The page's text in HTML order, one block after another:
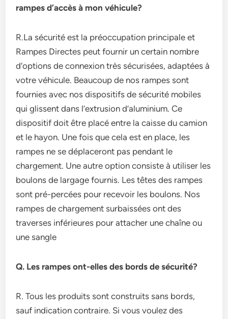
rampes d’accès à mon véhicule?
R.La sécurité est la préoccupation principale et
Rampes Directes peut fournir un certain nombre
d’options de connexion très sécurisées, adaptées à
votre véhicule. Beaucoup de nos rampes sont
fournies avec nos dispositifs de sécurité mobiles
qui glissent dans l’extrusion d’aluminium. Ce
dispositif doit être placé entre la caisse du camion
et le hayon. Une fois que cela est en place, les
rampes ne se déplaceront pas pendant le
chargement. Une autre option consiste à utiliser les
boulons de largage fournis. Les têtes des rampes
sont pré-percées pour recevoir les boulons. Nos
rampes de chargement surbaissées ont des
traverses inférieures pour attacher une chaîne ou
une sangle
Q. Les rampes ont-elles des bords de sécurité?
R. Tous les produits sont construits sans bords,
sauf indication contraire. Si vous voulez des